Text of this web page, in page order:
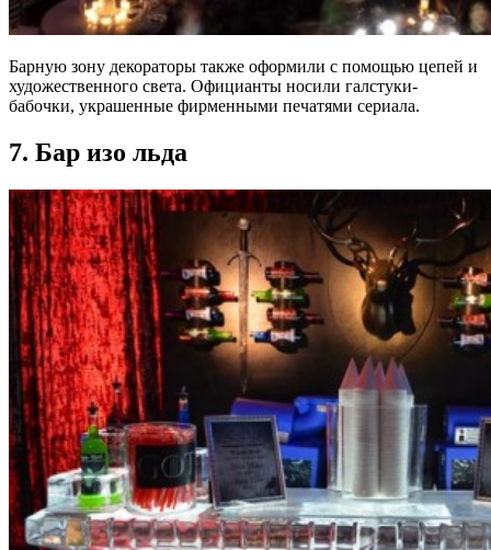
Барную зону декораторы также оформили с помощью цепей и
художественного света. Официанты носили галстуки-
бабочки, украшенные фирменными печатями сериала.
7. Бар изо льда